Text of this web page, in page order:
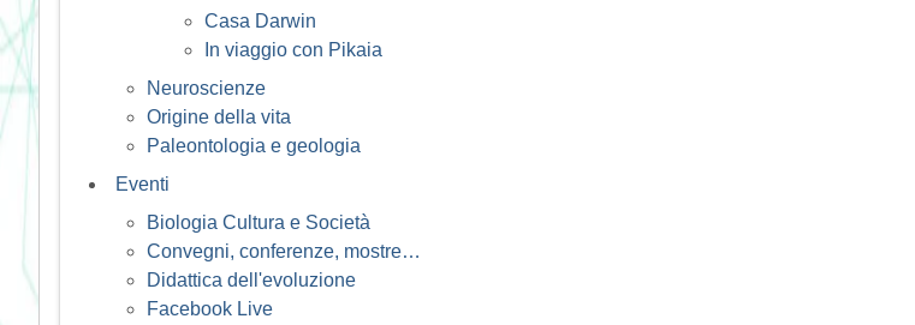
Casa Darwin
In viaggio con Pikaia
Neuroscienze
Origine della vita
Paleontologia e geologia
Eventi
Biologia Cultura e Società
Convegni, conferenze, mostre…
Didattica dell'evoluzione
Facebook Live